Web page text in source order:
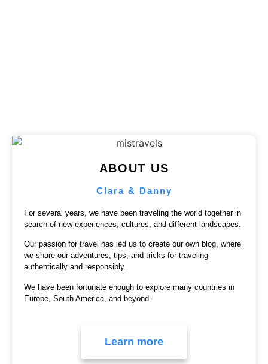
ABOUT US
Clara & Danny
For several years, we have been traveling the world together in
search of new experiences, cultures, and different landscapes.
Our passion for travel has led us to create our own blog, where
we share our adventures, tips, and tricks for traveling
authentically and responsibly.
We have been fortunate enough to explore many countries in
Europe, South America, and beyond.
Learn more